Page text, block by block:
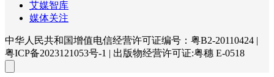
艾媒智库
媒体关注
中华人民共和国增值电信经营许可证编号：粤B2-20110424 |
粤ICP备2023121053号-1 | 出版物经营许可证:粤穗 E-0518